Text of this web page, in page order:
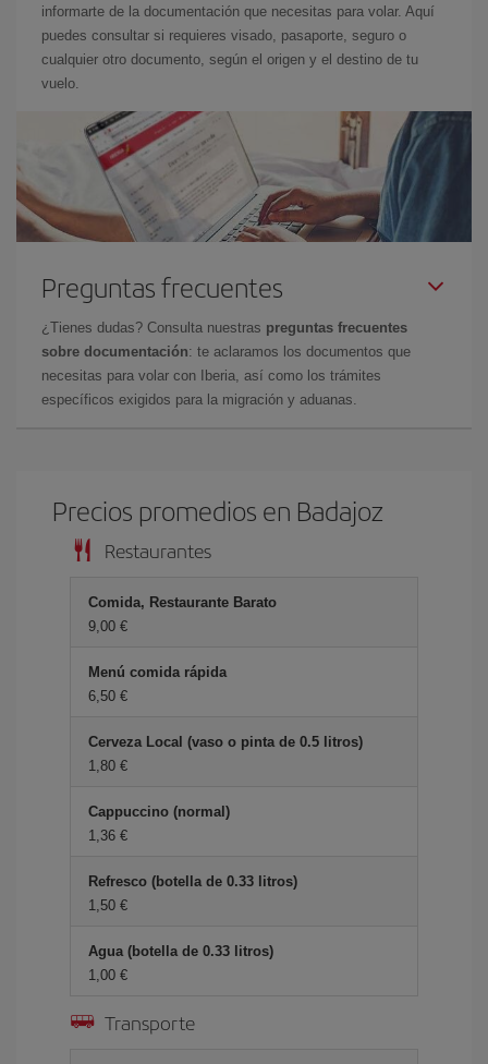
informarte de la documentación que necesitas para volar. Aquí
puedes consultar si requieres visado, pasaporte, seguro o
cualquier otro documento, según el origen y el destino de tu
vuelo.
Preguntas frecuentes
¿Tienes dudas? Consulta nuestras preguntas frecuentes
sobre documentación: te aclaramos los documentos que
necesitas para volar con Iberia, así como los trámites
específicos exigidos para la migración y aduanas.
Precios promedios en Badajoz
Restaurantes
Comida, Restaurante Barato
9,00 €
Menú comida rápida
6,50 €
Cerveza Local (vaso o pinta de 0.5 litros)
1,80 €
Cappuccino (normal)
1,36 €
Refresco (botella de 0.33 litros)
1,50 €
Agua (botella de 0.33 litros)
1,00 €
Transporte